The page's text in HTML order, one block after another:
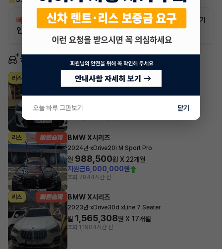
빠른승계
서비스
인증 차량으로 승계하는 이유?
자세히 보기
동일 차종 이어카
리스 BMW X시리즈
2024년·xDrive20i M Sport Pro
지원금
리스 BMW X시리즈
2024년·xDrive20i M Sport Pro
월 988,500원 X 22개월
지원금6,000,000원
조회 7844시간 전
리스 BMW X시리즈
2023년·xDrive30d xLine 7 Seater
월 1,565,308원 X 17개월
조회 1,1904시간 전
오늘 하루 그만보기 닫기